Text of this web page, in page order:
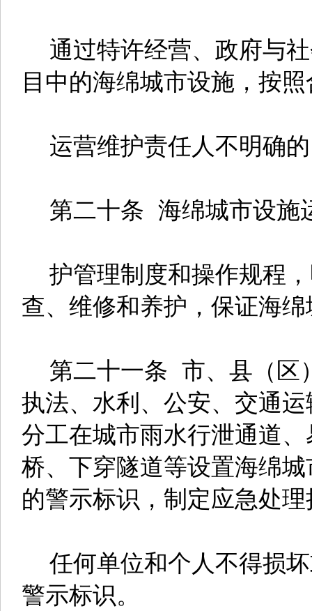
通过特许经营、政府与
目中的海绵城市设施，按
运营维护责任人不明确
第二十条 海绵城市设施
护管理制度和操作规程
查、维修和养护，保证海
第二十一条 市、县（区
执法、水利、公安、交通
分工在城市雨水行泄通道
桥、下穿隧道等设置海绵
的警示标识，制定应急处
任何单位和个人不得损
警示标识。